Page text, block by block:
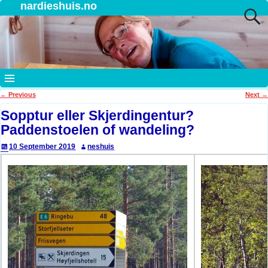
nardieshuis.no
Post navigation
← Previous Next →
Sopptur eller Skjerdingentur?
Paddenstoelen of wandeling?
10 September 2019 neshuis